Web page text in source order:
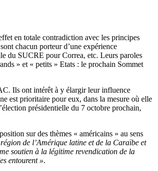
en totale contradiction avec les principes
chacun porteur d’une expérience
du SUCRE pour Correa, etc. Leurs paroles
» et « petits » Etats : le prochain Sommet
Ils ont intérêt à y élargir leur influence
est prioritaire pour eux, dans la mesure où elle
présidentielle du 7 octobre prochain,
sur des thèmes « américains » au sens
de l’Amérique latine et de la Caraïbe et
soutien à la légitime revendication de la
entourent ».